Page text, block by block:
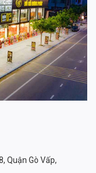
Quận Gò Vấp,